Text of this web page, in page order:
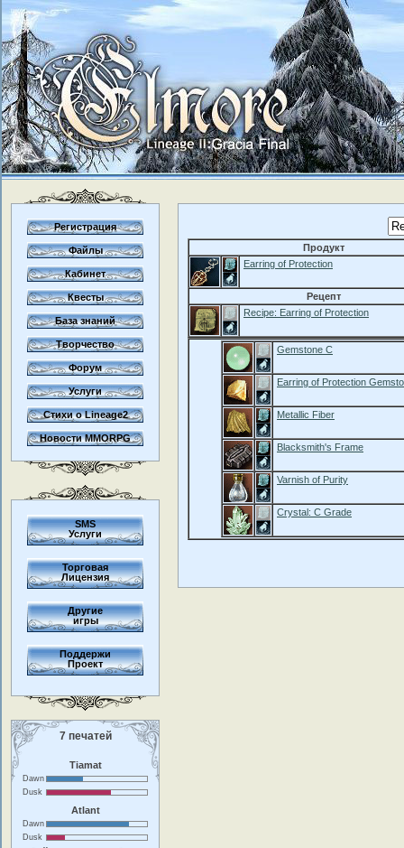
Регистрация
Файлы
Кабинет
Квесты
База знаний
Творчество
Форум
Услуги
Стихи о Lineage2
Новости MMORPG
SMS
Услуги
Торговая
Лицензия
Другие
игры
Поддержи
Проект
7 печатей
Tiamat
Dawn
Dusk
Atlant
Dawn
Dusk
Продукт
Earring of Protection
Рецепт
Recipe: Earring of Protection
Gemstone C
Earring of Protection
Metallic Fiber
Blacksmith's Frame
Varnish of Purity
Crystal: C Grade